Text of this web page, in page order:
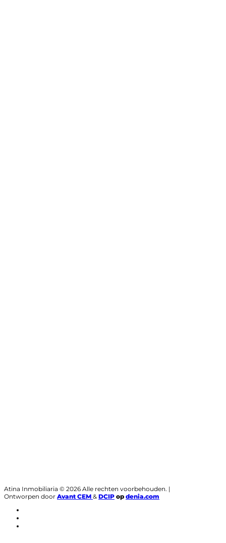
Atina Inmobiliaria © 2026 Alle rechten voorbehouden. |
Ontworpen door Avant CEM & DCIP op denia.com